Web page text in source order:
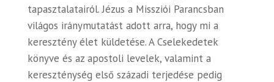
tapasztalatairól. Jézus a Missziói Parancsban
világos iránymutatást adott arra, hogy mi a
keresztény élet küldetése. A Cselekedetek
könyve és az apostoli levelek, valamint a
kereszténység első századi terjedése pedig